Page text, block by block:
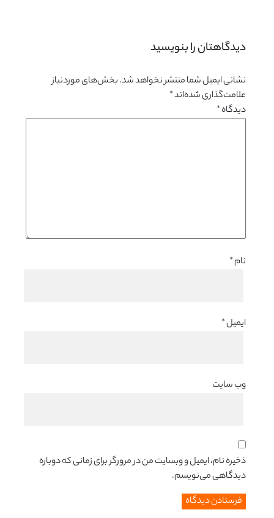
دیدگاهتان را بنویسید
نشانی ایمیل شما منتشر نخواهد شد.بخش‌های موردنیاز
علامت‌گذاری شده‌اند*
دیدگاه*
نام*
ایمیل*
وب‌ سایت
ذخیره نام، ایمیل و وبسایت من در مرورگر برای زمانی که دوباره
دیدگاهی می‌نویسم.